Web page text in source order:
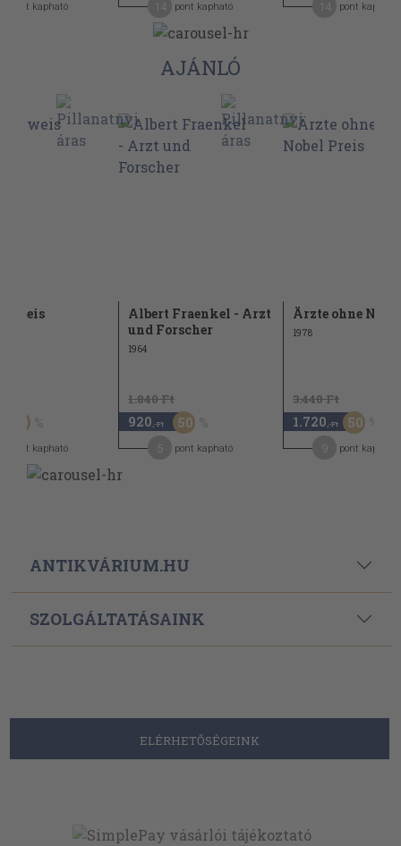
pont kapható pont kapható pont kapható
AJÁNLÓ
50
pont kapható
Albert Fraenkel - Arzt
und Forscher
1964
1.840 Ft
920 ,-Ft 50
pont kapható
Ärzte ohne
1978
3.440 Ft
1.720 ,-Ft 50
pont kapható
ANTIKVÁRIUM.HU
SZOLGÁLTATÁSAINK
ELÉRHETŐSÉGEINK